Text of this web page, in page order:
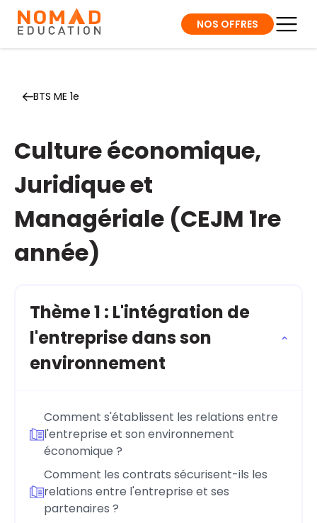
NOS OFFRES
BTS ME 1e
Culture économique,
Juridique et
Managériale (CEJM 1re
année)
Thème 1 : L'intégration de
l'entreprise dans son
environnement
Comment s'établissent les relations entre
l'entreprise et son environnement
économique ?
Comment les contrats sécurisent-ils les
relations entre l'entreprise et ses
partenaires ?